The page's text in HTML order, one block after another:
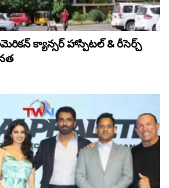
క్యాన్సర్ హాస్పిటల్ & రీసెర్చ్